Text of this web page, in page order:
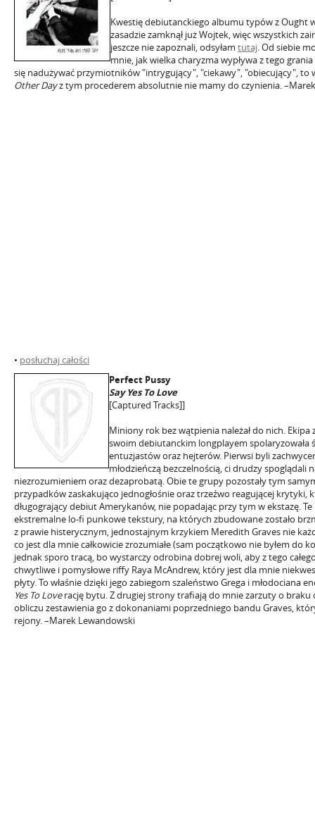
Kwestię debiutanckiego albumu typów z Ought
zasadzie zamknął już Wojtek, więc wszystkich
jeszcze nie zapoznali, odsyłam tutaj. Od siebie
mnie, jak wielka charyzma wypływa z tego
się nadużywać przymiotników "intrygujący", "ciekawy", "obiecujący", to
Other Dayz tym procederem absolutnie nie mamy do czynienia.
• posłuchaj całości
Perfect Pussy
Say Yes To Love
[Captured Tracks]]
Miniony rok bez wątpienia należał do nich. Ekipa
swoim debiutanckim longplayem spolaryzowała
entuzjastów oraz hejterów. Pierwsi byli
młodzieńczą bezczelnością, ci drudzy spoglądali
niezrozumieniem oraz dezaprobatą. Obie te grupy pozostały tym
przypadków zaskakująco jednogłośnie oraz trzeźwo reagującej krytyki,
długogrający debiut Amerykanów, nie popadając przy tym w ekstazę.
ekstremalne lo-fi punkowe tekstury, na których zbudowane zostało
z prawie histerycznym, jednostajnym krzykiem Meredith Graves nie
co jest dla mnie całkowicie zrozumiałe (sam początkowo nie byłem do
jednak sporo tracą, bo wystarczy odrobina dobrej woli, aby z tego
chwytliwe i pomysłowe riffy Raya McAndrew, który jest dla mnie
płyty. To właśnie dzięki jego zabiegom szaleństwo Grega i młodociana
Yes To Loverację bytu. Z drugiej strony trafiają do mnie zarzuty o braku
obliczu zestawienia go z dokonaniami poprzedniego bandu Graves,
rejony. –Marek Lewandowski